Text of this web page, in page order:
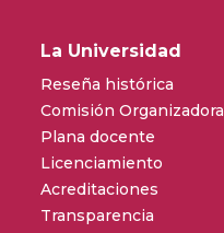
La Universidad
Reseña histórica
Comisión Organizadora
Plana docente
Licenciamiento
Acreditaciones
Transparencia